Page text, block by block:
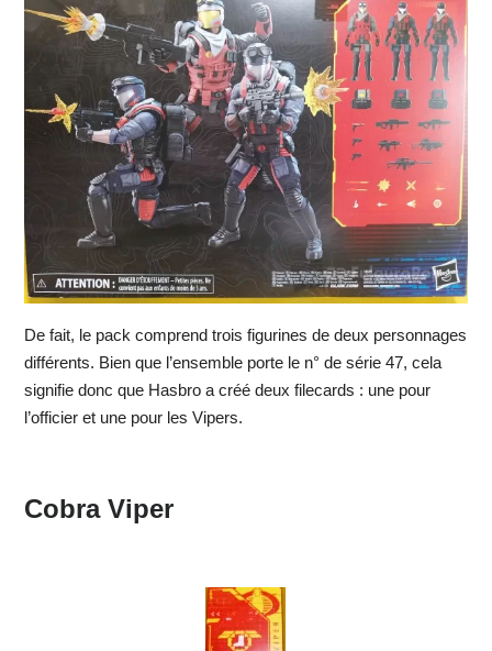
De fait, le pack comprend trois figurines de deux personnages
différents. Bien que l’ensemble porte le n° de série 47, cela
signifie donc que Hasbro a créé deux filecards : une pour
l’officier et une pour les Vipers.
Cobra Viper